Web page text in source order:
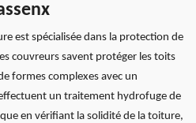
est spécialisée dans la protection de
couvreurs savent protéger les toits
formes complexes avec un
un traitement hydrofuge de
en vérifiant la solidité de la toiture,